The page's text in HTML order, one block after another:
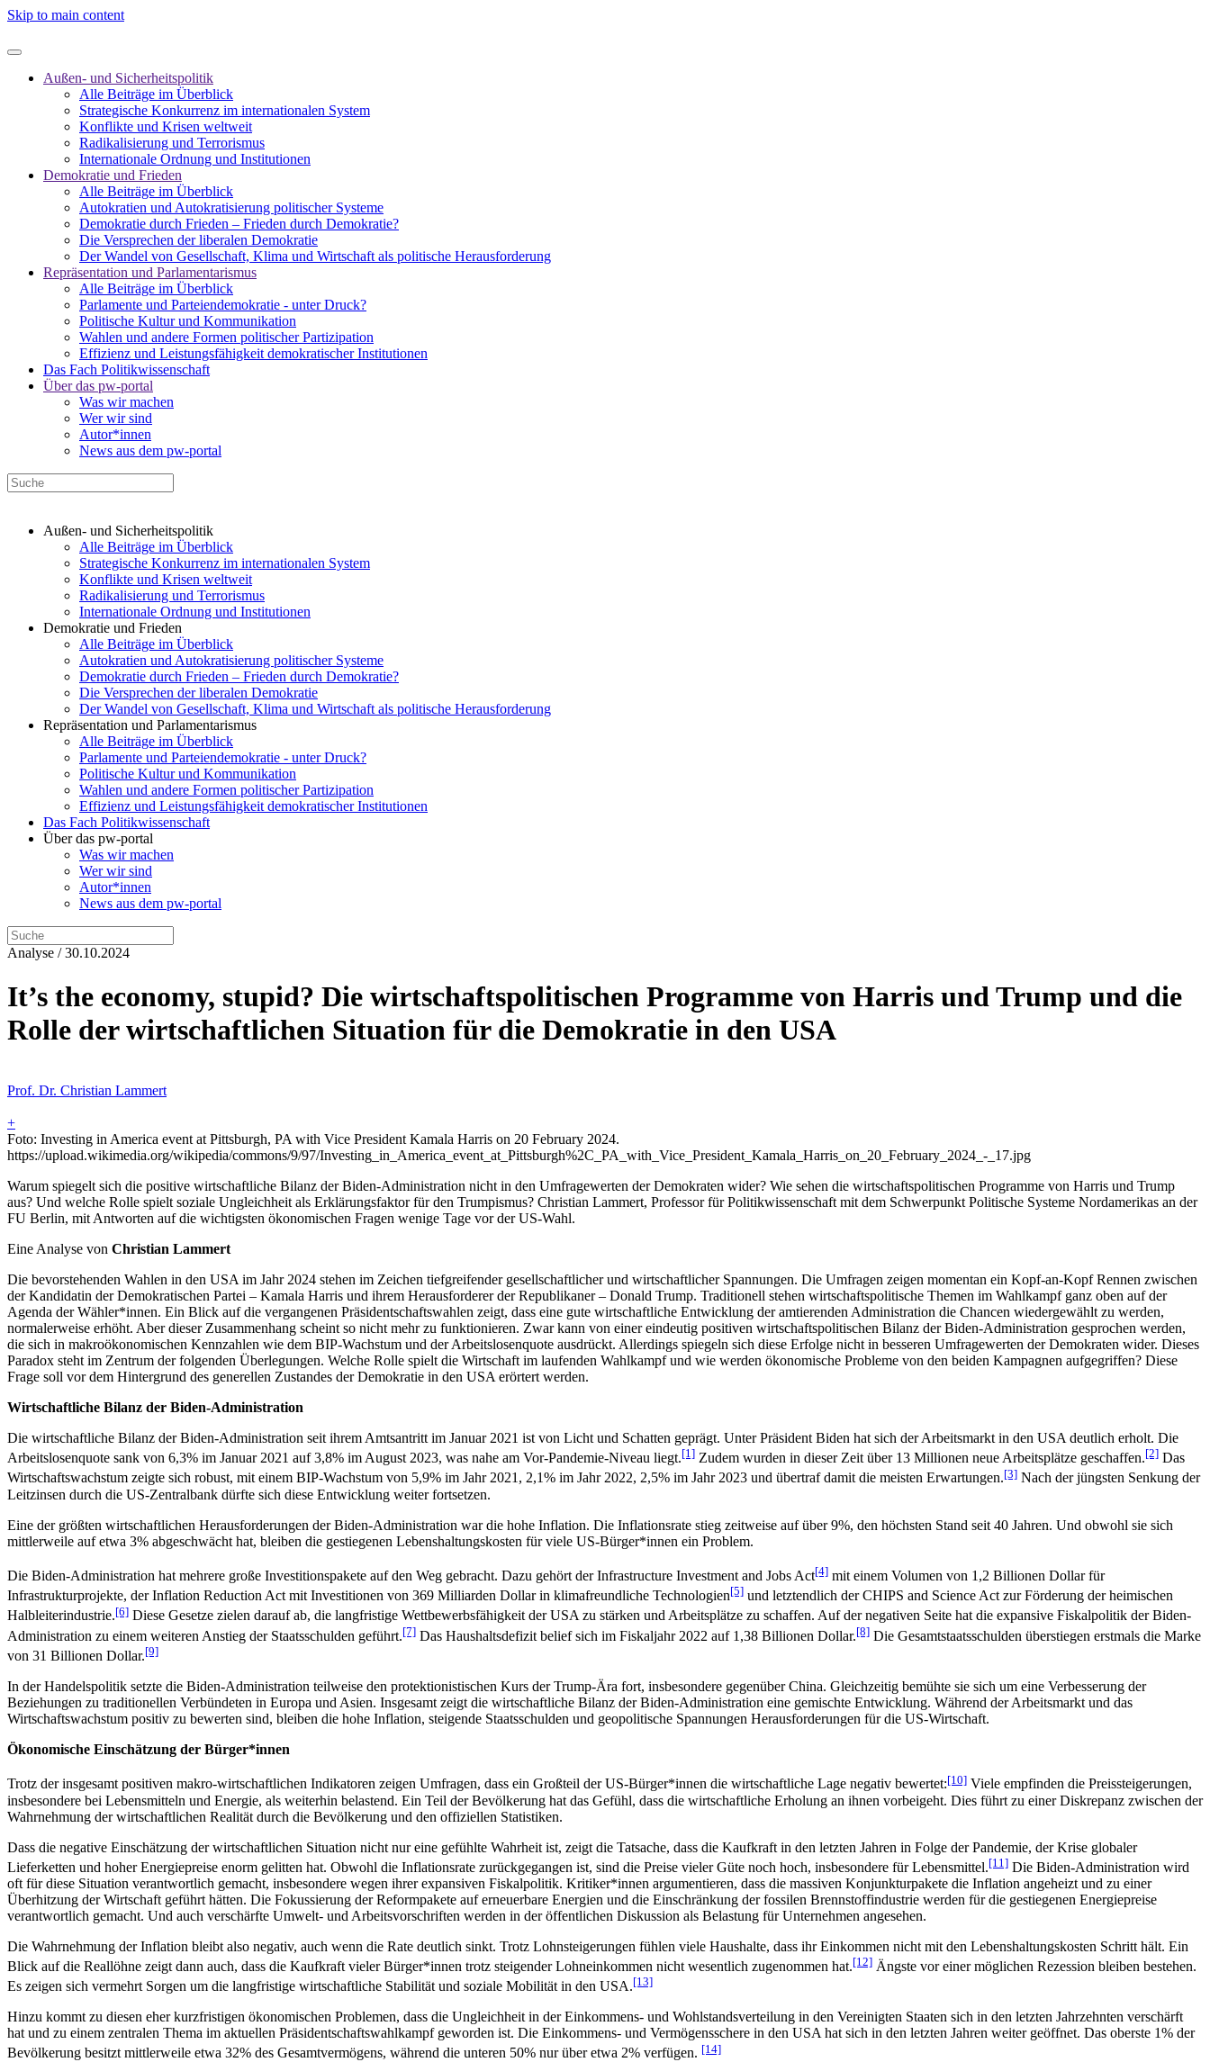
Skip to main content
Außen- und Sicherheitspolitik
Alle Beiträge im Überblick
Strategische Konkurrenz im internationalen System
Konflikte und Krisen weltweit
Radikalisierung und Terrorismus
Internationale Ordnung und Institutionen
Demokratie und Frieden
Alle Beiträge im Überblick
Autokratien und Autokratisierung politischer Systeme
Demokratie durch Frieden – Frieden durch Demokratie?
Die Versprechen der liberalen Demokratie
Der Wandel von Gesellschaft, Klima und Wirtschaft als politische Herausforderung
Repräsentation und Parlamentarismus
Alle Beiträge im Überblick
Parlamente und Parteiendemokratie - unter Druck?
Politische Kultur und Kommunikation
Wahlen und andere Formen politischer Partizipation
Effizienz und Leistungsfähigkeit demokratischer Institutionen
Das Fach Politikwissenschaft
Über das pw-portal
Was wir machen
Wer wir sind
Autor*innen
News aus dem pw-portal
Außen- und Sicherheitspolitik
Alle Beiträge im Überblick
Strategische Konkurrenz im internationalen System
Konflikte und Krisen weltweit
Radikalisierung und Terrorismus
Internationale Ordnung und Institutionen
Demokratie und Frieden
Alle Beiträge im Überblick
Autokratien und Autokratisierung politischer Systeme
Demokratie durch Frieden – Frieden durch Demokratie?
Die Versprechen der liberalen Demokratie
Der Wandel von Gesellschaft, Klima und Wirtschaft als politische Herausforderung
Repräsentation und Parlamentarismus
Alle Beiträge im Überblick
Parlamente und Parteiendemokratie - unter Druck?
Politische Kultur und Kommunikation
Wahlen und andere Formen politischer Partizipation
Effizienz und Leistungsfähigkeit demokratischer Institutionen
Das Fach Politikwissenschaft
Über das pw-portal
Was wir machen
Wer wir sind
Autor*innen
News aus dem pw-portal
Analyse / 30.10.2024
It’s the economy, stupid? Die wirtschaftspolitischen Programme von Harris und Trump und die
Rolle der wirtschaftlichen Situation für die Demokratie in den USA
Prof. Dr. Christian Lammert
+
Foto: Investing in America event at Pittsburgh, PA with Vice President Kamala Harris on 20 February 2024.
https://upload.wikimedia.org/wikipedia/commons/9/97/Investing_in_America_event_at_Pittsburgh%2C_PA_with_Vice_President_Kamala_Harris_on_20_February_2024_-_17.jpg
Warum spiegelt sich die positive wirtschaftliche Bilanz der Biden-Administration nicht in den Umfragewerten der Demokraten wider? Wie sehen die wirtschaftspolitischen Programme von Harris und Trump
aus? Und welche Rolle spielt soziale Ungleichheit als Erklärungsfaktor für den Trumpismus? Christian Lammert, Professor für Politikwissenschaft mit dem Schwerpunkt Politische Systeme Nordamerikas an der
FU Berlin, mit Antworten auf die wichtigsten ökonomischen Fragen wenige Tage vor der US-Wahl.
Eine Analyse von Christian Lammert
Die bevorstehenden Wahlen in den USA im Jahr 2024 stehen im Zeichen tiefgreifender gesellschaftlicher und wirtschaftlicher Spannungen. Die Umfragen zeigen momentan ein Kopf-an-Kopf Rennen zwischen
der Kandidatin der Demokratischen Partei – Kamala Harris und ihrem Herausforderer der Republikaner – Donald Trump. Traditionell stehen wirtschaftspolitische Themen im Wahlkampf ganz oben auf der
Agenda der Wähler*innen. Ein Blick auf die vergangenen Präsidentschaftswahlen zeigt, dass eine gute wirtschaftliche Entwicklung der amtierenden Administration die Chancen wiedergewählt zu werden,
normalerweise erhöht. Aber dieser Zusammenhang scheint so nicht mehr zu funktionieren. Zwar kann von einer eindeutig positiven wirtschaftspolitischen Bilanz der Biden-Administration gesprochen werden,
die sich in makroökonomischen Kennzahlen wie dem BIP-Wachstum und der Arbeitslosenquote ausdrückt. Allerdings spiegeln sich diese Erfolge nicht in besseren Umfragewerten der Demokraten wider. Dieses
Paradox steht im Zentrum der folgenden Überlegungen. Welche Rolle spielt die Wirtschaft im laufenden Wahlkampf und wie werden ökonomische Probleme von den beiden Kampagnen aufgegriffen? Diese
Frage soll vor dem Hintergrund des generellen Zustandes der Demokratie in den USA erörtert werden.
Wirtschaftliche Bilanz der Biden-Administration
Die wirtschaftliche Bilanz der Biden-Administration seit ihrem Amtsantritt im Januar 2021 ist von Licht und Schatten geprägt. Unter Präsident Biden hat sich der Arbeitsmarkt in den USA deutlich erholt. Die
Arbeitslosenquote sank von 6,3% im Januar 2021 auf 3,8% im August 2023, was nahe am Vor-Pandemie-Niveau liegt.[1] Zudem wurden in dieser Zeit über 13 Millionen neue Arbeitsplätze geschaffen.[2] Das
Wirtschaftswachstum zeigte sich robust, mit einem BIP-Wachstum von 5,9% im Jahr 2021, 2,1% im Jahr 2022, 2,5% im Jahr 2023 und übertraf damit die meisten Erwartungen.[3] Nach der jüngsten Senkung der
Leitzinsen durch die US-Zentralbank dürfte sich diese Entwicklung weiter fortsetzen.
Eine der größten wirtschaftlichen Herausforderungen der Biden-Administration war die hohe Inflation. Die Inflationsrate stieg zeitweise auf über 9%, den höchsten Stand seit 40 Jahren. Und obwohl sie sich
mittlerweile auf etwa 3% abgeschwächt hat, bleiben die gestiegenen Lebenshaltungskosten für viele US-Bürger*innen ein Problem.
Die Biden-Administration hat mehrere große Investitionspakete auf den Weg gebracht. Dazu gehört der Infrastructure Investment and Jobs Act[4] mit einem Volumen von 1,2 Billionen Dollar für
Infrastrukturprojekte, der Inflation Reduction Act mit Investitionen von 369 Milliarden Dollar in klimafreundliche Technologien[5] und letztendlich der CHIPS and Science Act zur Förderung der heimischen
Halbleiterindustrie.[6] Diese Gesetze zielen darauf ab, die langfristige Wettbewerbsfähigkeit der USA zu stärken und Arbeitsplätze zu schaffen. Auf der negativen Seite hat die expansive Fiskalpolitik der Biden-
Administration zu einem weiteren Anstieg der Staatsschulden geführt.[7] Das Haushaltsdefizit belief sich im Fiskaljahr 2022 auf 1,38 Billionen Dollar.[8] Die Gesamtstaatsschulden überstiegen erstmals die Marke
von 31 Billionen Dollar.[9]
In der Handelspolitik setzte die Biden-Administration teilweise den protektionistischen Kurs der Trump-Ära fort, insbesondere gegenüber China. Gleichzeitig bemühte sie sich um eine Verbesserung der
Beziehungen zu traditionellen Verbündeten in Europa und Asien. Insgesamt zeigt die wirtschaftliche Bilanz der Biden-Administration eine gemischte Entwicklung. Während der Arbeitsmarkt und das
Wirtschaftswachstum positiv zu bewerten sind, bleiben die hohe Inflation, steigende Staatsschulden und geopolitische Spannungen Herausforderungen für die US-Wirtschaft.
Ökonomische Einschätzung der Bürger*innen
Trotz der insgesamt positiven makro-wirtschaftlichen Indikatoren zeigen Umfragen, dass ein Großteil der US-Bürger*innen die wirtschaftliche Lage negativ bewertet:[10] Viele empfinden die Preissteigerungen,
insbesondere bei Lebensmitteln und Energie, als weiterhin belastend. Ein Teil der Bevölkerung hat das Gefühl, dass die wirtschaftliche Erholung an ihnen vorbeigeht. Dies führt zu einer Diskrepanz zwischen der
Wahrnehmung der wirtschaftlichen Realität durch die Bevölkerung und den offiziellen Statistiken.
Dass die negative Einschätzung der wirtschaftlichen Situation nicht nur eine gefühlte Wahrheit ist, zeigt die Tatsache, dass die Kaufkraft in den letzten Jahren in Folge der Pandemie, der Krise globaler
Lieferketten und hoher Energiepreise enorm gelitten hat. Obwohl die Inflationsrate zurückgegangen ist, sind die Preise vieler Güte noch hoch, insbesondere für Lebensmittel.[11] Die Biden-Administration wird
oft für diese Situation verantwortlich gemacht, insbesondere wegen ihrer expansiven Fiskalpolitik. Kritiker*innen argumentieren, dass die massiven Konjunkturpakete die Inflation angeheizt und zu einer
Überhitzung der Wirtschaft geführt hätten. Die Fokussierung der Reformpakete auf erneuerbare Energien und die Einschränkung der fossilen Brennstoffindustrie werden für die gestiegenen Energiepreise
verantwortlich gemacht. Und auch verschärfte Umwelt- und Arbeitsvorschriften werden in der öffentlichen Diskussion als Belastung für Unternehmen angesehen.
Die Wahrnehmung der Inflation bleibt also negativ, auch wenn die Rate deutlich sinkt. Trotz Lohnsteigerungen fühlen viele Haushalte, dass ihr Einkommen nicht mit den Lebenshaltungskosten Schritt hält. Ein
Blick auf die Reallöhne zeigt dann auch, dass die Kaufkraft vieler Bürger*innen trotz steigender Lohneinkommen nicht wesentlich zugenommen hat.[12] Ängste vor einer möglichen Rezession bleiben bestehen.
Es zeigen sich vermehrt Sorgen um die langfristige wirtschaftliche Stabilität und soziale Mobilität in den USA.[13]
Hinzu kommt zu diesen eher kurzfristigen ökonomischen Problemen, dass die Ungleichheit in der Einkommens- und Wohlstandsverteilung in den Vereinigten Staaten sich in den letzten Jahrzehnten verschärft
hat und zu einem zentralen Thema im aktuellen Präsidentschaftswahlkampf geworden ist. Die Einkommens- und Vermögensschere in den USA hat sich in den letzten Jahren weiter geöffnet. Das oberste 1% der
Bevölkerung besitzt mittlerweile etwa 32% des Gesamtvermögens, während die unteren 50% nur über etwa 2% verfügen. [14]